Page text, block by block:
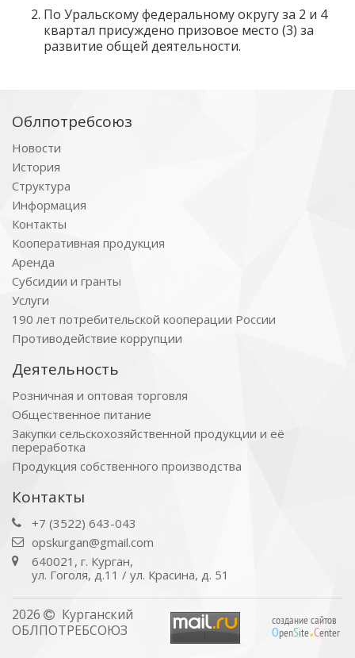
По Уральскому федеральному округу за 2 и 4
квартал присуждено призовое место (3) за
развитие общей деятельности.
Облпотребсоюз
Новости
История
Структура
Информация
Контакты
Кооперативная продукция
Аренда
Субсидии и гранты
Услуги
190 лет потребительской кооперации России
Противодействие коррупции
Деятельность
Розничная и оптовая торговля
Общественное питание
Закупки сельскохозяйственной продукции и её
переработка
Продукция собственного производства
Контакты
+7 (3522) 643-043
opskurgan@gmail.com
640021, г. Курган,
ул. Гоголя, д.11 / ул. Красина, д. 51
создание сайтов
OpenSite.Center
2026
Курганский
ОБЛПОТРЕБСОЮЗ